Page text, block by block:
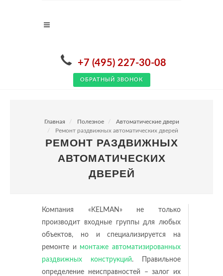
+7 (495) 227-30-08
ОБРАТНЫЙ ЗВОНОК
Главная Полезное
Автоматические двери
Ремонт раздвижных автоматических дверей
РЕМОНТ РАЗДВИЖНЫХ
АВТОМАТИЧЕСКИХ
ДВЕРЕЙ
Компания «KELMAN» не только
производит входные группы для любых
объектов, но и специализируется на
ремонте и монтаже автоматизированных
раздвижных конструкций. Правильное
определение неисправностей – залог их